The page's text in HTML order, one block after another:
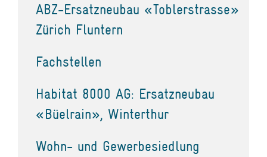
ABZ-Ersatzneubau «Toblerstrasse»
Zürich Fluntern
Fachstellen
Habitat 8000 AG: Ersatzneubau
«Büelrain», Winterthur
Wohn- und Gewerbesiedlung